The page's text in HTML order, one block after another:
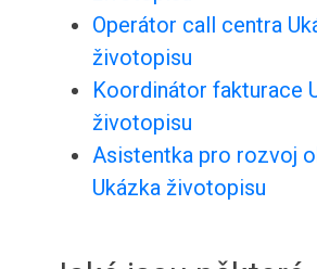
Operátor call centra
životopisu
Koordinátor fakturace
životopisu
Asistentka pro rozvoj
Ukázka životopisu